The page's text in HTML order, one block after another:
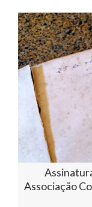
Associação